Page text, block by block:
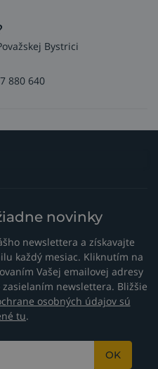
Bystrici
880 640
novinky
newslettera a získavajte
každý mesiac. Kliknutím na
Vašej emailovej adresy
newslettera. Bližšie
osobných údajov sú
tu.
OK